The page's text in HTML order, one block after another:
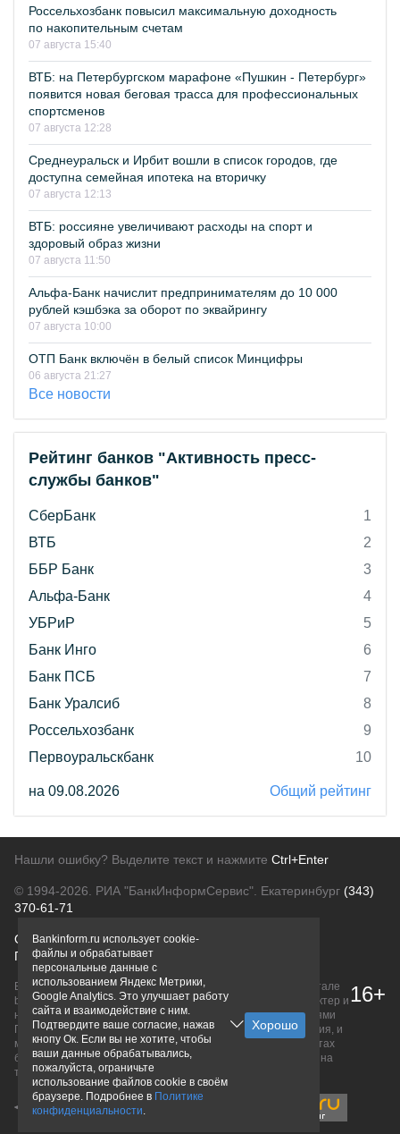
Россельхозбанк повысил максимальную доходность
по накопительным счетам
07 августа 15:40
ВТБ: на Петербургском марафоне «Пушкин - Петербург»
появится новая беговая трасса для профессиональных
спортсменов
07 августа 12:28
Среднеуральск и Ирбит вошли в список городов, где
доступна семейная ипотека на вторичку
07 августа 12:13
ВТБ: россияне увеличивают расходы на спорт и
здоровый образ жизни
07 августа 11:50
Альфа-Банк начислит предпринимателям до 10 000
рублей кэшбэка за оборот по эквайрингу
07 августа 10:00
ОТП Банк включён в белый список Минцифры
06 августа 21:27
Все новости
Рейтинг банков "Активность пресс-
службы банков"
СберБанк
1
ВТБ
2
ББР Банк
3
Альфа-Банк
4
УБРиР
5
Банк Инго
6
Банк ПСБ
7
Банк Уралсиб
8
Россельхозбанк
9
Первоуральскбанк
10
на 09.08.2026 Общий рейтинг
Нашли ошибку? Выделите текст и нажмите Ctrl+Enter
© 1994-2026. РИА "БанкИнформСервис". Екатеринбург (343)
370-61-71
О проектеПолитика конфиденциальности
Правовая информацияДля рекламодателей
Вся информация о продуктах банков, размещенная на портале
bankinform.ru, носит исключительно ознакомительный характер и
не является публичной офертой, определяемой положениями
ГК РФ. Информация не содержит точного и полного описания, и
может быть изменена. Конечные условия уточняйте на сайтах
банков или при личном обращении. Исключительное право на
товарные знаки принадлежит их правообладателям.
16+
Bankinform.ru использует cookie-
файлы и обрабатывает
персональные данные с
использованием Яндекс Метрики,
Google Analytics. Это улучшает работу
сайта и взаимодействие с ним.
Подтвердите ваше согласие, нажав
кнопу Ок. Если вы не хотите, чтобы
ваши данные обрабатывались,
пожалуйста, ограничьте
использование файлов cookie в своём
браузере. Подробнее в Политике
конфиденциальности.